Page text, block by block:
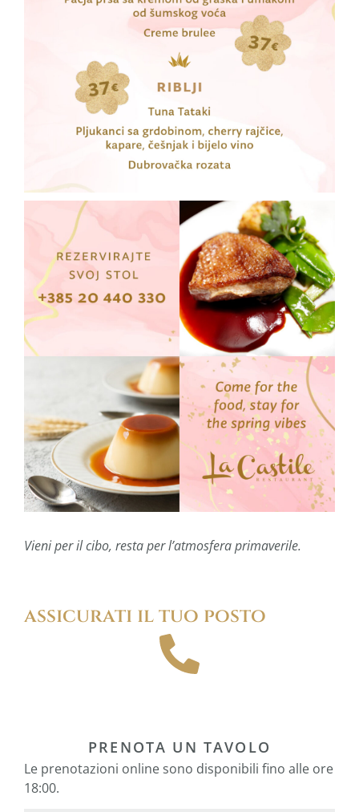
Vieni per il cibo, resta per l’atmosfera primaverile.
assicurati il tuo posto
PRENOTA UN TAVOLO
Le prenotazioni online sono disponibili fino alle ore
18:00.